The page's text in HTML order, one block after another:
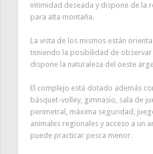
intimidad deseada y dispone de la
para alta montaña.
La vista de los mismos están
teniendo la posibilidad de
dispone la naturaleza del oeste
El complejo está dotado además
básquet-volley, gimnasio, sala de
perimetral, máxima seguridad,
animales regionales y acceso a un
puede practicar pesca menor.